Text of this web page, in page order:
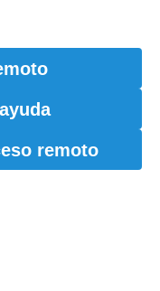
remoto